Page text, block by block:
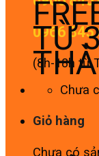
0966 845
(8h-18h từ
Chưa
Giỏ hàng
Chưa có
TỪ